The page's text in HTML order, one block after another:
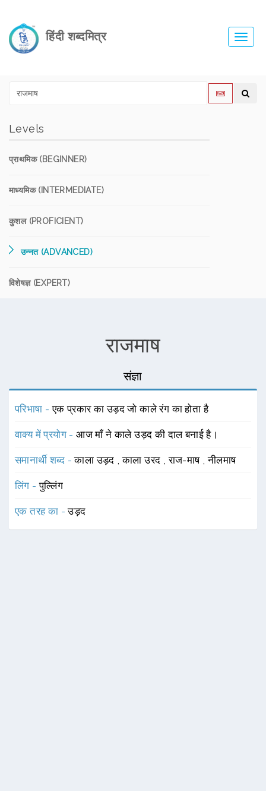
हिंदी शब्दमित्र
Levels
प्राथमिक (BEGINNER)
माध्यमिक (INTERMEDIATE)
कुशल (PROFICIENT)
उन्नत (ADVANCED)
विशेषज्ञ (EXPERT)
राजमाष
संज्ञा
परिभाषा -एक प्रकार का उड़द जो काले रंग का होता है
वाक्य में प्रयोग -आज माँ ने काले उड़द की दाल बनाई है।
समानार्थी शब्द -काला उड़द ,काला उरद ,राज-माष ,नीलमाष
लिंग -पुल्लिंग
एक तरह का -उड़द